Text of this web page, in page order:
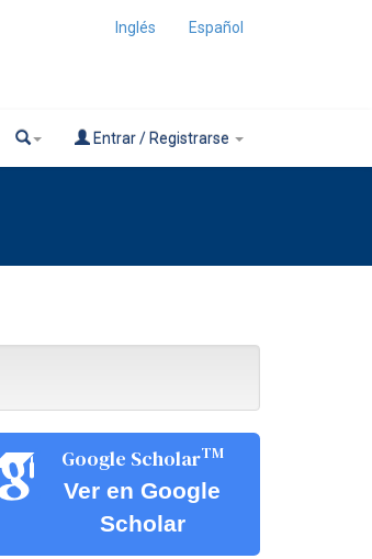
Inglés Español
Entrar / Registrarse
Google ScholarTM
Ver en Google
Scholar